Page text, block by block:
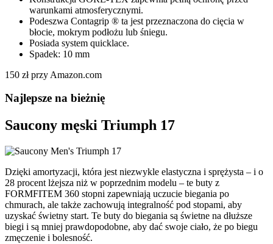
warunkami atmosferycznymi.
Podeszwa Contagrip ® ta jest przeznaczona do cięcia w
błocie, mokrym podłożu lub śniegu.
Posiada system quicklace.
Spadek: 10 mm
150 zł przy Amazon.com
Najlepsze na bieżnię
Saucony męski Triumph 17
Dzięki amortyzacji, która jest niezwykle elastyczna i sprężysta – i o
28 procent lżejsza niż w poprzednim modelu – te buty z
FORMFITEM 360 stopni zapewniają uczucie biegania po
chmurach, ale także zachowują integralność pod stopami, aby
uzyskać świetny start. Te buty do biegania są świetne na dłuższe
biegi i są mniej prawdopodobne, aby dać swoje ciało, że po biegu
zmęczenie i bolesność.